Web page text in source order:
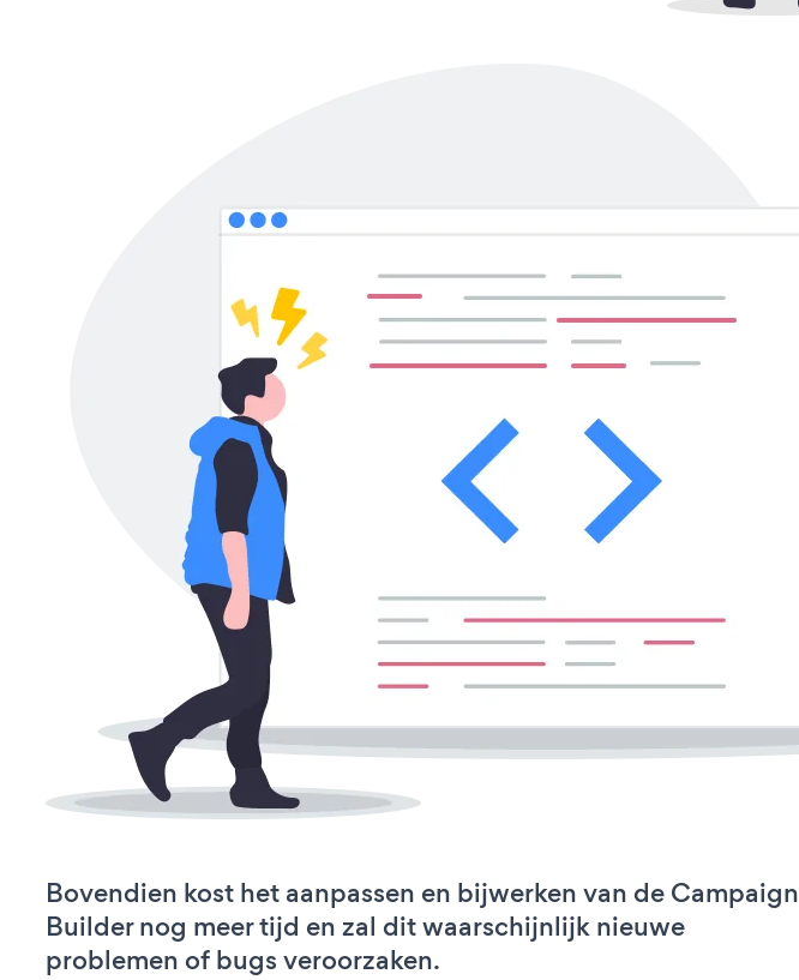
Bovendien kost het aanpassen en bijwerken van de Campaign
Builder nog meer tijd en zal dit waarschijnlijk nieuwe
problemen of bugs veroorzaken.